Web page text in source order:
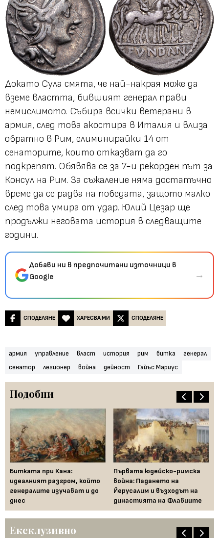
Докато Сула смята, че най-накрая може да
вземе властта, бившият генерал прави
немислимото. Събира всички ветерани в
армия, след това акостира в Италия и влиза
обратно в Рим, елиминирайки 14 от
сенаторите, които отказват да го
подкрепят. Обявява се за 7-и рекорден път за
Консул на Рим. За съжаление няма достатъчно
време да се радва на победата, защото малко
след това умира от удар. Юлий Цезар ще
продължи неговата история в следващите
години.
Добави ни в предпочитани източници в
Google
→
СПОДЕЛЯНЕ ХАРЕСВА МИ СПОДЕЛЯНЕ
армия управление власт история рим битка
генерал
сенатор
легионер война дейност Гайъс Мариус
Подобни
Битката при Кана:
идеалният разгром, който
генералите изучават и до
днес
Първата юдейско-римска
война: Падането на
Йерусалим и възходът на
династията на Флавиите
Ексклузивно